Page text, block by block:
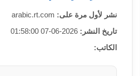
نشر لأول مرة على: arabic.rt.com
تاريخ النشر: 2026-06-07 01:58:00
الكاتب: